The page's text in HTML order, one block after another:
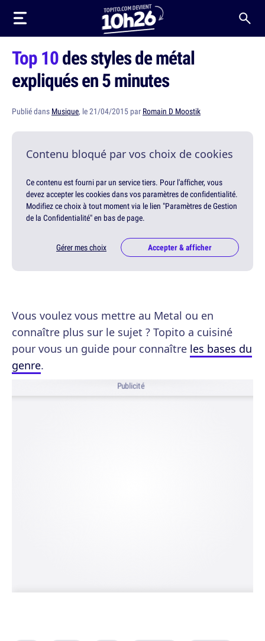
Top 10des styles de métal
expliqués en 5 minutes
Publié dans Musique, le 21/04/2015 par Romain D Moostik
Contenu bloqué par vos choix de cookies
Ce contenu est fourni par un service tiers. Pour l'afficher, vous
devez accepter les cookies dans vos paramètres de confidentialité.
Modifiez ce choix à tout moment via le lien "Paramètres de Gestion
de la Confidentialité" en bas de page.
Gérer mes choix Accepter & afficher
Vous voulez vous mettre au Metal ou en
connaître plus sur le sujet ? Topito a cuisiné
pour vous un guide pour connaître les bases du
genre.
Publicité